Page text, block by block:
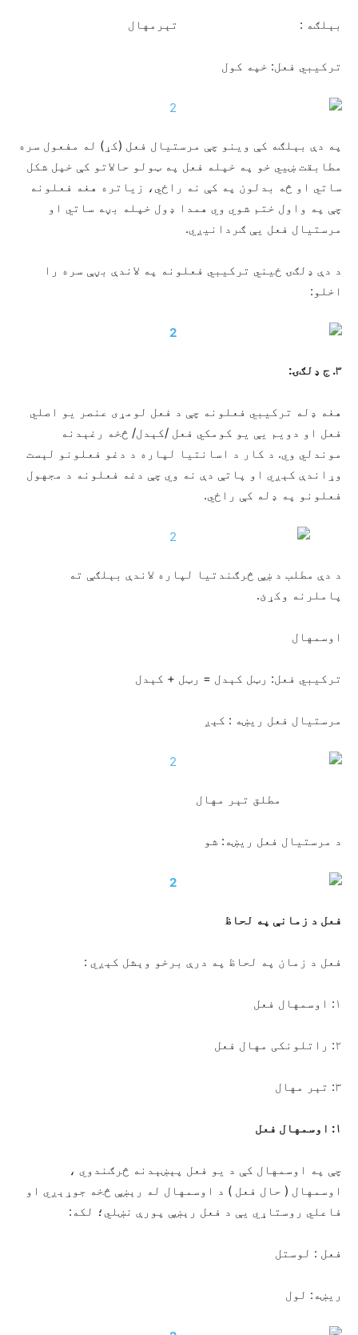
بېلګه : تېرمهال
ترکیبي فعل: خپه کول
په دې بېلګه کې وینو چې مرستیال فعل (کړ) له مفعول سره
مطابقت ښيي خو په خپله فعل په ټولو حالاتو کې خپل شکل
ساتي او څه بدلون په کې نه راځي، زیاتره هغه فعلونه
چې په واول ختم شوي وي همدا ډول خپله بڼه ساتي او
مرستیال فعل یې ګردانیږي.
د دې ډلګۍ ځیني ترکیبي فعلونه په لاندې بڼې سره را
اخلو:
۳. ج ډلګۍ:
هغه ډله ترکیبي فعلونه چې د فعل لومړی عنصر یو اصلي
فعل او دویم یې یو کومکي فعل /کېدل/ څخه رغېدنه
موندلي وي. د کار د اسانتیا لپاره د دغو فعلونو لېست
وړاندې کېږي او پاتې دې نه وي چې دغه فعلونه د مجهول
فعلونو په ډله کې راځي.
د دې مطلب د ښې څرګندتیا لپاره لاندې بېلګې ته
پاملرنه وکړئ.
اوسمهال
ترکیبي فعل: رټل کېدل = رټل + کېدل
مرستیال فعل ريښه : کېږ
مطلق تېر مهال
د مرستیال فعل ریښه: شو
فعل د زمانې په لحاظ
فعل د زمان په لحاظ په درې برخو وېشل کېږي :
۱: اوسمهال فعل
۲: راتلونکی مهال فعل
۳: تېر مهال
۱: اوسمهال فعل
چې په اوسمهال کې د یو فعل پېښېدنه څرګندوي ،
اوسمهال ( حال فعل ) د اوسمهال له رېښې څخه جوړېږي او
فاعلي روستاړي یې د فعل رېښې پورې نښلي؛ لکه:
فعل : لوستل
ريښه: لول